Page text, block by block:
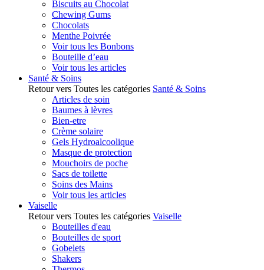
Biscuits au Chocolat
Chewing Gums
Chocolats
Menthe Poivrée
Voir tous les Bonbons
Bouteille d’eau
Voir tous les articles
Santé & Soins
Retour vers Toutes les catégories Santé & Soins
Articles de soin
Baumes à lèvres
Bien-etre
Crème solaire
Gels Hydroalcoolique
Masque de protection
Mouchoirs de poche
Sacs de toilette
Soins des Mains
Voir tous les articles
Vaiselle
Retour vers Toutes les catégories Vaiselle
Bouteilles d'eau
Bouteilles de sport
Gobelets
Shakers